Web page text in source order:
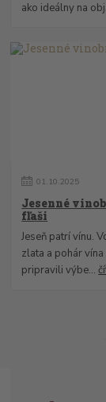
ako ideálny na
01. 10.2025
Jesenné
fľaši
Jeseň patrí vínu.
zlata a pohár
pripravili výbe...